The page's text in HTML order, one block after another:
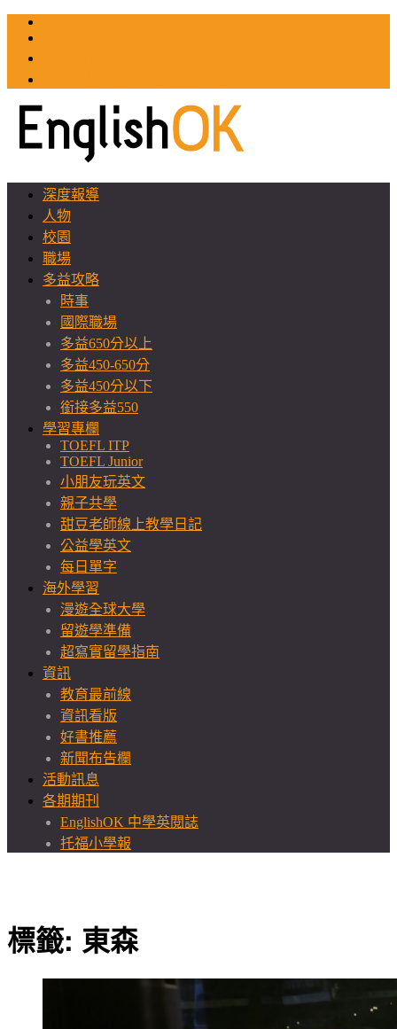
深度報導
人物
校園
職場
多益攻略
時事
國際職場
多益650分以上
多益450-650分
多益450分以下
銜接多益550
學習專欄
TOEFL ITP
TOEFL Junior
小朋友玩英文
親子共學
甜豆老師線上教學日記
公益學英文
每日單字
海外學習
漫遊全球大學
留遊學準備
超寫實留學指南
資訊
教育最前線
資訊看版
好書推薦
新聞布告欄
活動訊息
各期期刊
EnglishOK 中學英閱誌
托福小學報
標籤: 東森